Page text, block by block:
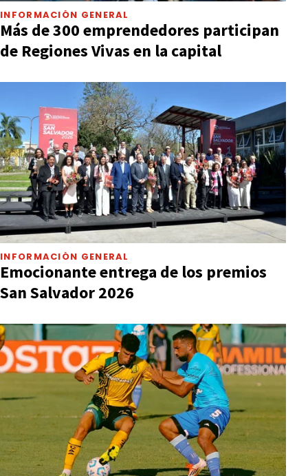
INFORMACIÓN GENERAL
Más de 300 emprendedores participan
de Regiones Vivas en la capital
INFORMACIÓN GENERAL
Emocionante entrega de los premios
San Salvador 2026